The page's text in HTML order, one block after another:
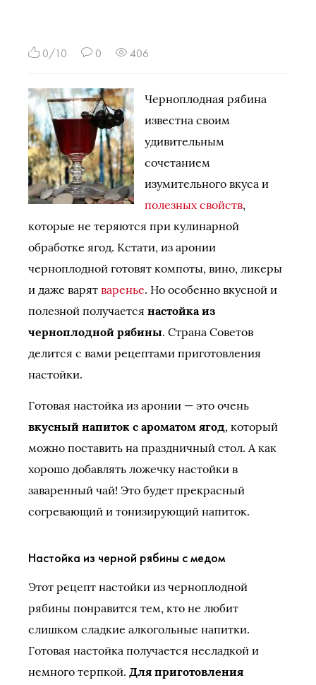
0/10 0 406
Черноплодная рябина
известна своим
удивительным
сочетанием
изумительного вкуса и
полезных свойств,
которые не теряются при кулинарной
обработке ягод. Кстати, из аронии
черноплодной готовят компоты, вино, ликеры
и даже варят варенье. Но особенно вкусной и
полезной получается настойка из
черноплодной рябины. Страна Советов
делится с вами рецептами приготовления
настойки.
Готовая настойка из аронии — это очень
вкусный напиток с ароматом ягод, который
можно поставить на праздничный стол. А как
хорошо добавлять ложечку настойки в
заваренный чай! Это будет прекрасный
согревающий и тонизирующий напиток.
Настойка из черной рябины с медом
Этот рецепт настойки из черноплодной
рябины понравится тем, кто не любит
слишком сладкие алкогольные напитки.
Готовая настойка получается несладкой и
немного терпкой. Для приготовления